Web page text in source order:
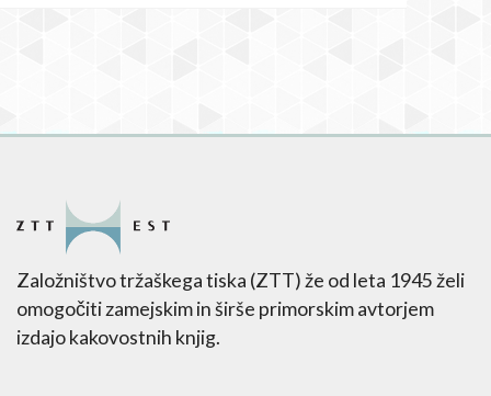
Založništvo tržaškega tiska (ZTT) že od leta 1945 želi
omogočiti zamejskim in širše primorskim avtorjem
izdajo kakovostnih knjig.